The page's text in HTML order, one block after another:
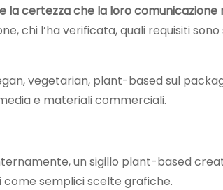
la certezza che la loro
chi l’ha verificata, quali requisiti
vegetarian, plant-based sul
e materiali commerciali.
un sigillo plant-based
semplici scelte grafiche.